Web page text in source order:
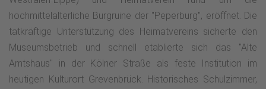
hochmittelalterliche Burgruine der "Peperburg", eröffnet. Die
tatkräftige Unterstützung des Heimatvereins sicherte den
Museumsbetrieb und schnell etablierte sich das "Alte
Amtshaus" in der Kölner Straße als feste Institution im
heutigen Kulturort Grevenbrück. Historisches Schulzimmer,